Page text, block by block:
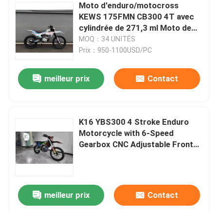
Moto d'enduro/motocross
KEWS 175FMN CB300 4T avec
cylindrée de 271,3 ml Moto de
motocross
MOQ：34 UNITÉS
Prix：950-1100USD/PC
meilleur prix Contact
K16 YBS300 4 Stroke Enduro
Motorcycle with 6-Speed
Gearbox CNC Adjustable Front
meilleur prix Contact